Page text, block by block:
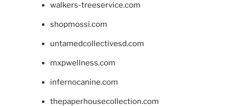
walkers-treeservice.com
shopmossi.com
untamedcollectivesd.com
mxpwellness.com
infernocanine.com
thepaperhousecollection.com